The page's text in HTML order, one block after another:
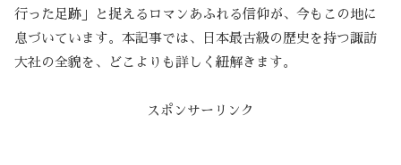
行った足跡」と捉えるロマンあふれる信仰が、今もこの地に
息づいています。本記事では、日本最古級の歴史を持つ諏訪
大社の全貌を、どこよりも詳しく紐解きます。
スポンサーリンク